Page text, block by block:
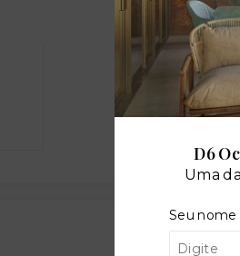
D6
Uma
Seu nome